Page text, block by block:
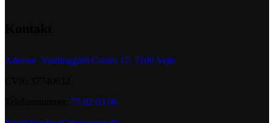
Adresse Vindinggård Center 17, 7100 Vejle
75 82 03 06